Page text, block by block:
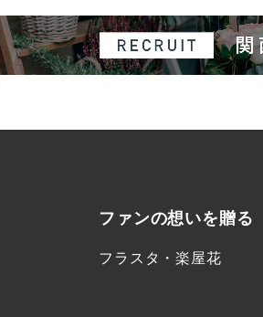
ファンの想いを贈る
フラスタ・楽屋花